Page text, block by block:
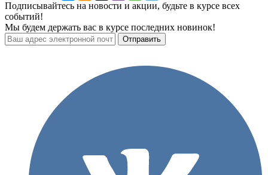
Подписывайтесь на новости и акции, будьте в курсе всех
событий!
Мы будем держать вас в курсе последних новинок!